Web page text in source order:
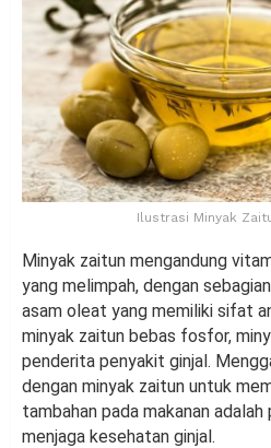
Ilustrasi Minyak
Minyak zaitun mengandung
yang melimpah, dengan
asam oleat yang memiliki sifat
minyak zaitun bebas fosfor,
penderita penyakit ginjal.
dengan minyak zaitun untuk
tambahan pada makanan
menjaga kesehatan ginjal.